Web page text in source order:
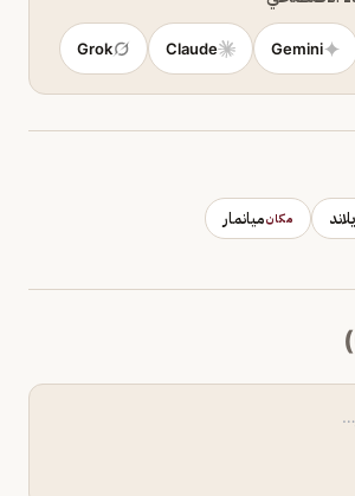
Gemini
Claude
Grok
مكانميانمار
)